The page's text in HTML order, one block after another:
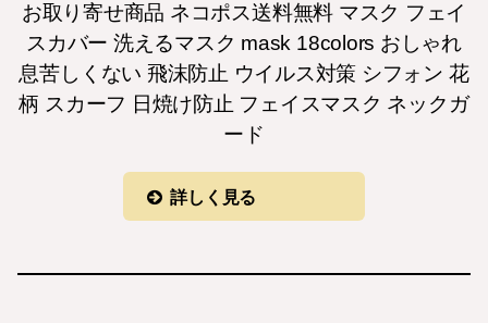
お取り寄せ商品 ネコポス送料無料 マスク フェイ
スカバー 洗えるマスク mask 18colors おしゃれ
息苦しくない 飛沫防止 ウイルス対策 シフォン 花
柄 スカーフ 日焼け防止 フェイスマスク ネックガ
ード
詳しく見る